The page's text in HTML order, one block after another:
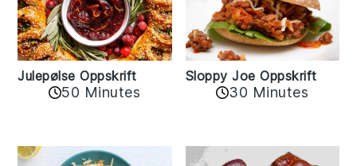
Julepølse Oppskrift
50 Minutes
Sloppy Joe Oppskrift
30 Minutes